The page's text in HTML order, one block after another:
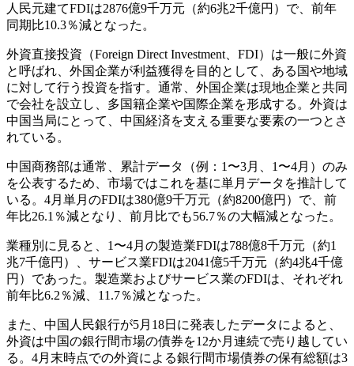
人民元建てFDIは2876億9千万元（約6兆2千億円）で、前年
同期比10.3％減となった。
外資直接投資（Foreign Direct Investment、FDI）は一般に外資
と呼ばれ、外国企業が利益獲得を目的として、ある国や地域
に対して行う投資を指す。通常、外国企業は現地企業と共同
で会社を設立し、多国籍企業や国際企業を形成する。外資は
中国当局にとって、中国経済を支える重要な要素の一つとさ
れている。
中国商務部は通常、累計データ（例：1〜3月、1〜4月）のみ
を公表するため、市場ではこれを基に単月データを推計して
いる。4月単月のFDIは380億9千万元（約8200億円）で、前
年比26.1％減となり、前月比でも56.7％の大幅減となった。
業種別に見ると、1〜4月の製造業FDIは788億8千万元（約1
兆7千億円）、サービス業FDIは2041億5千万元（約4兆4千億
円）であった。製造業およびサービス業のFDIは、それぞれ
前年比6.2％減、11.7％減となった。
また、中国人民銀行が5月18日に発表したデータによると、
外資は中国の銀行間市場の債券を12か月連続で売り越してい
る。4月末時点での外資による銀行間市場債券の保有総額は3